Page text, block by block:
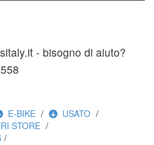
- bisogno di aiuto?
E-BIKE
USATO
STORE